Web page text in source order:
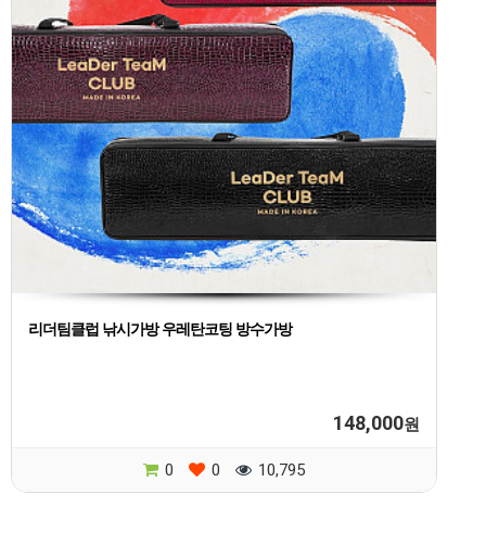
리더팀클럽 낚시가방 우레탄코팅 방수가방
148,000원
0 0 10,795